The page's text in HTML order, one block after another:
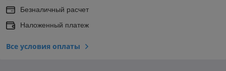
Безналичный расчет
Наложенный платеж
Все условия оплаты